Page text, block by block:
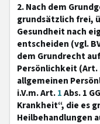
2. Nach dem
grundsätzlich frei,
Gesundheit nach
entscheiden (vgl.
dem Grundrecht
Persönlichkeit (Art.
allgemeinen
i.V.m. Art.1Abs. 1
Krankheit“, die es
Heilbehandlungen